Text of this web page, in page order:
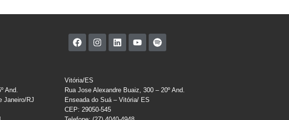
And.
Janeiro/RJ
Vitória/ES
Rua Jose Alexandre Buaiz, 300 – 20º And.
Enseada do Suá – Vitória/ ES
CEP: 29050-545